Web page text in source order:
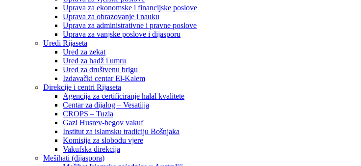
Uprava za ekonomske i financijske poslove
Uprava za obrazovanje i nauku
Uprava za administrativne i pravne poslove
Uprava za vanjske poslove i dijasporu
Uredi Rijaseta
Ured za zekat
Ured za hadž i umru
Ured za društvenu brigu
Izdavački centar El-Kalem
Direkcije i centri Rijaseta
Agencija za certificiranje halal kvalitete
Centar za dijalog – Vesatijja
CROPS – Tuzla
Gazi Husrev-begov vakuf
Institut za islamsku tradiciju Bošnjaka
Komisija za slobodu vjere
Vakufska direkcija
Mešihati (dijaspora)